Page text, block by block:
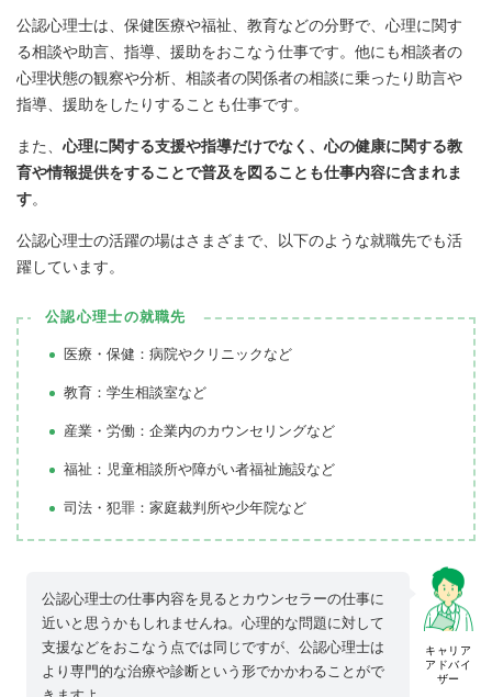
公認心理士は、保健医療や福祉、教育などの分野で、心理に関す
る相談や助言、指導、援助をおこなう仕事です。他にも相談者の
心理状態の観察や分析、相談者の関係者の相談に乗ったり助言や
指導、援助をしたりすることも仕事です。
また、 心理に関する支援や指導だけでなく、心の健康に関する教
育や情報提供をすることで普及を図ることも仕事内容に含まれま
す。
公認心理士の活躍の場はさまざまで、以下のような就職先でも活
躍しています。
公認心理士の就職先
医療・保健：病院やクリニックなど
教育：学生相談室など
産業・労働：企業内のカウンセリングなど
福祉：児童相談所や障がい者福祉施設など
司法・犯罪：家庭裁判所や少年院など
キャリア
アドバイ
ザー
公認心理士の仕事内容を見るとカウンセラーの仕事に
近いと思うかもしれませんね。心理的な問題に対して
支援などをおこなう点では同じですが、公認心理士は
より専門的な治療や診断という形でかかわることがで